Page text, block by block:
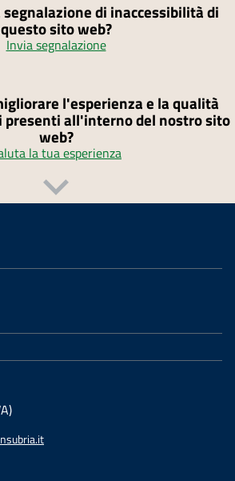
di inaccessibilità di
questo sito web?
Invia segnalazione
l'esperienza e la qualità
all'interno del nostro sito
web?
la tua esperienza